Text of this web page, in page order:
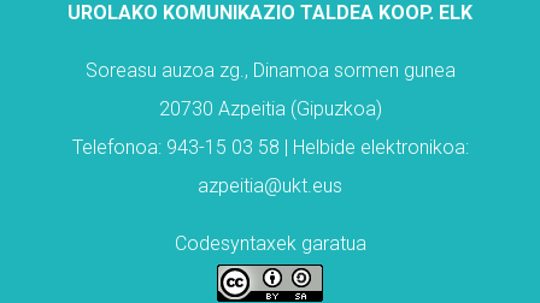
UROLAKO KOMUNIKAZIO TALDEA KOOP. ELK
Soreasu auzoa zg., Dinamoa sormen gunea
20730 Azpeitia (Gipuzkoa)
Telefonoa: 943-15 03 58 | Helbide elektronikoa:
azpeitia@ukt.eus
Codesyntaxek garatua